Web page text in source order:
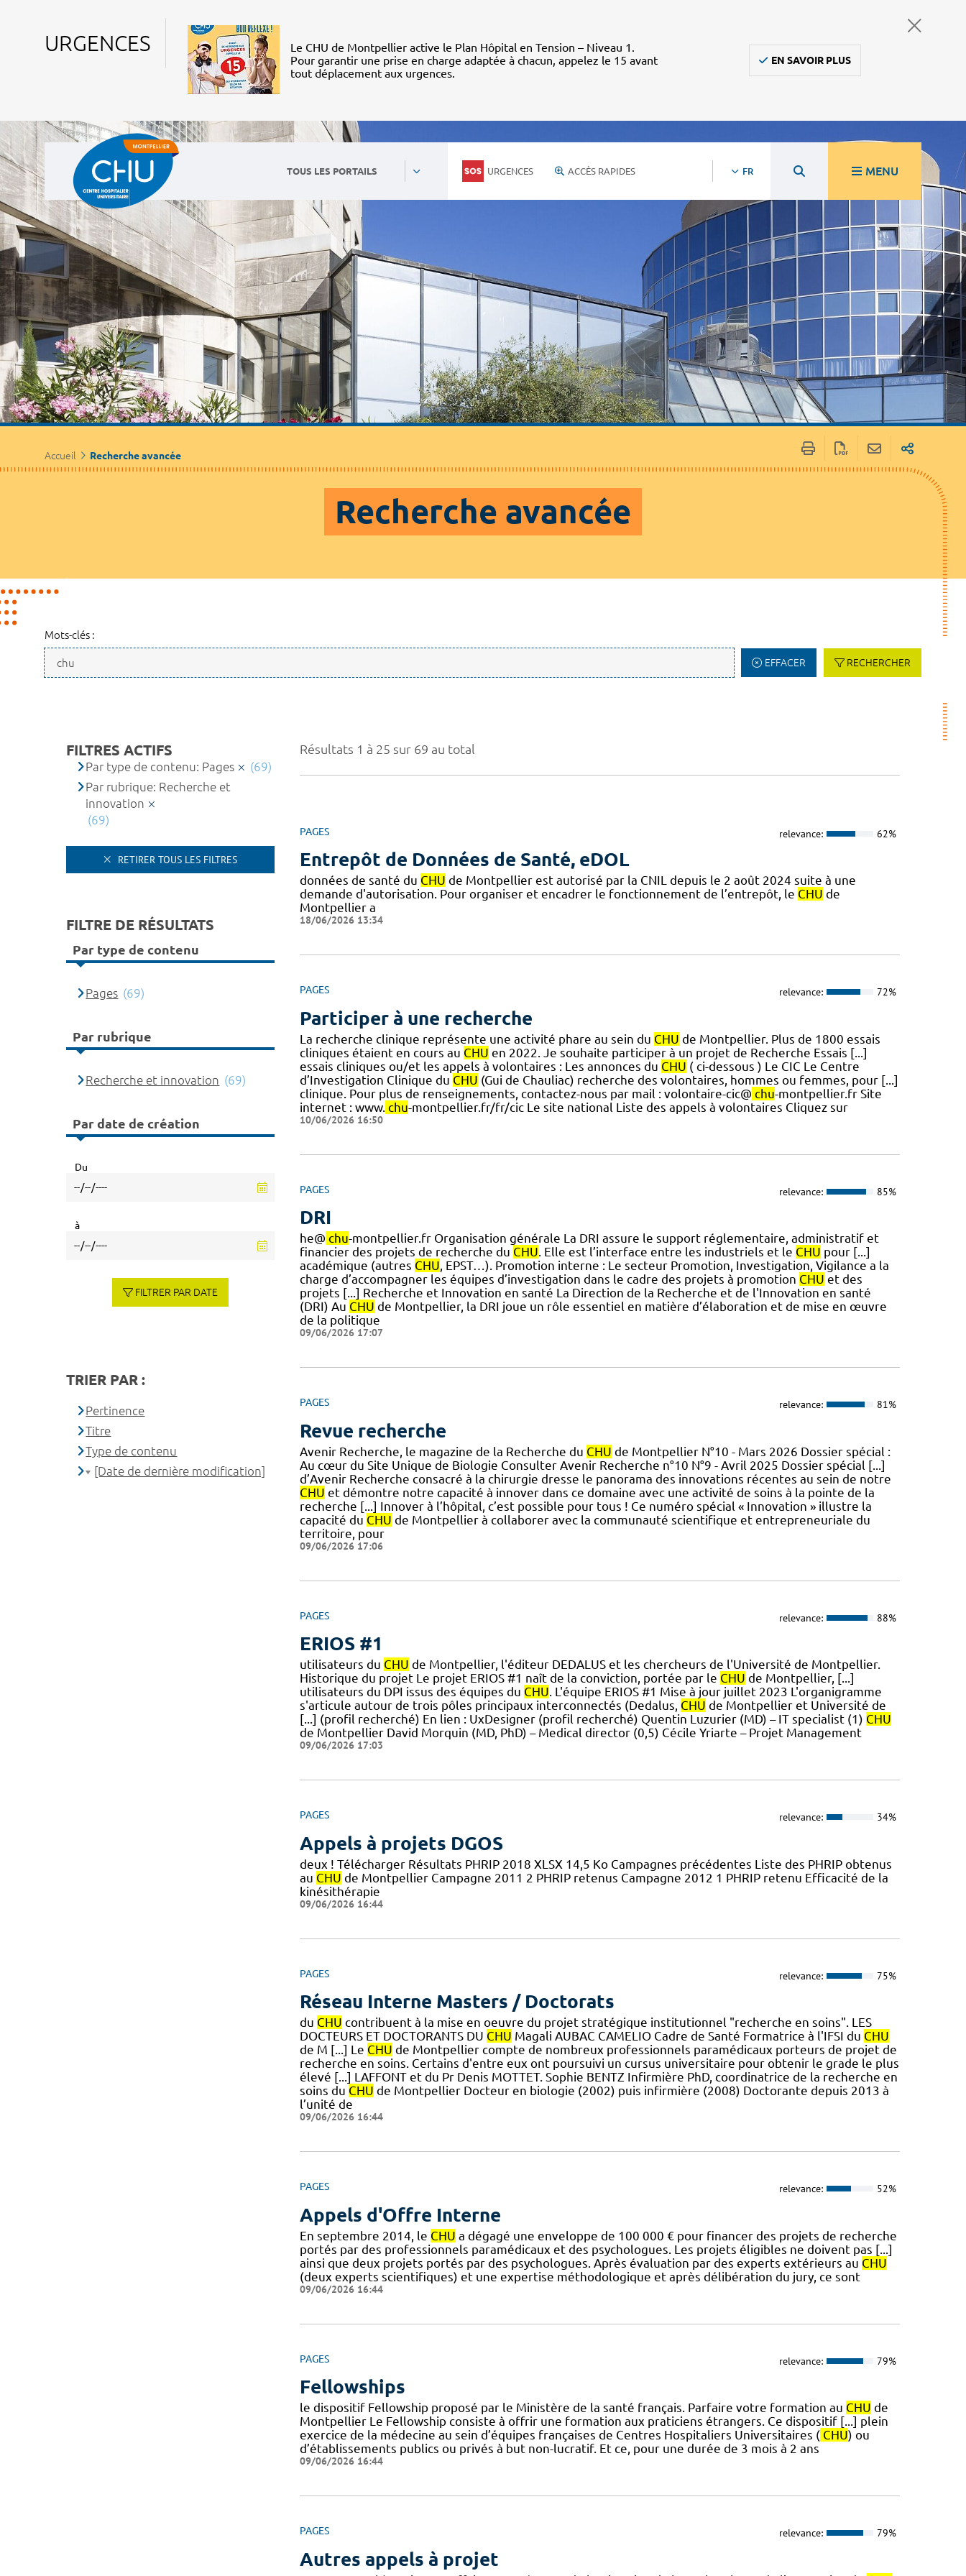
URGENCES
Le CHU de Montpellier active le Plan Hôpital en Tension – Niveau 1.
Pour garantir une prise en charge adaptée à chacun, appelez le 15 avant
tout déplacement aux urgences.
EN SAVOIR PLUS
TOUS LES PORTAILS URGENCES ACCÈS RAPIDES FR MENU
Accueil Recherche avancée
Recherche avancée
Mots-clés :
EFFACER RECHERCHER
Résultats 1 à 25 sur 69 au total
PAGES relevance: 62%
Entrepôt de Données de Santé, eDOL
données de santé du CHU de Montpellier est autorisé par la CNIL depuis le 2 août 2024 suite à une
demande d'autorisation. Pour organiser et encadrer le fonctionnement de l’entrepôt, le CHU de
Montpellier a
18/06/2026 13:34
PAGES relevance: 72%
Participer à une recherche
La recherche clinique représente une activité phare au sein du CHU de Montpellier. Plus de 1800 essais
cliniques étaient en cours au CHU en 2022. Je souhaite participer à un projet de Recherche Essais [...]
essais cliniques ou/et les appels à volontaires : Les annonces du CHU ( ci-dessous ) Le CIC Le Centre
d’Investigation Clinique du CHU (Gui de Chauliac) recherche des volontaires, hommes ou femmes, pour [...]
clinique. Pour plus de renseignements, contactez-nous par mail : volontaire-cic@ chu-montpellier.fr Site
internet : www. chu-montpellier.fr/fr/cic Le site national Liste des appels à volontaires Cliquez sur
10/06/2026 16:50
PAGES relevance: 85%
DRI
he@ chu-montpellier.fr Organisation générale La DRI assure le support réglementaire, administratif et
financier des projets de recherche du CHU. Elle est l’interface entre les industriels et le CHU pour [...]
académique (autres CHU, EPST…). Promotion interne : Le secteur Promotion, Investigation, Vigilance a la
charge d’accompagner les équipes d’investigation dans le cadre des projets à promotion CHU et des
projets [...] Recherche et Innovation en santé La Direction de la Recherche et de l'Innovation en santé
(DRI) Au CHU de Montpellier, la DRI joue un rôle essentiel en matière d’élaboration et de mise en œuvre
de la politique
09/06/2026 17:07
PAGES relevance: 81%
Revue recherche
Avenir Recherche, le magazine de la Recherche du CHU de Montpellier N°10 - Mars 2026 Dossier spécial :
Au cœur du Site Unique de Biologie Consulter Avenir Recherche n°10 N°9 - Avril 2025 Dossier spécial [...]
d’Avenir Recherche consacré à la chirurgie dresse le panorama des innovations récentes au sein de notre
CHU et démontre notre capacité à innover dans ce domaine avec une activité de soins à la pointe de la
recherche [...] Innover à l’hôpital, c’est possible pour tous ! Ce numéro spécial « Innovation » illustre la
capacité du CHU de Montpellier à collaborer avec la communauté scientifique et entrepreneuriale du
territoire, pour
09/06/2026 17:06
PAGES relevance: 88%
ERIOS #1
utilisateurs du CHU de Montpellier, l'éditeur DEDALUS et les chercheurs de l'Université de Montpellier.
Historique du projet Le projet ERIOS #1 naît de la conviction, portée par le CHU de Montpellier, [...]
utilisateurs du DPI issus des équipes du CHU. L'équipe ERIOS #1 Mise à jour juillet 2023 L'organigramme
s'articule autour de trois pôles principaux interconnectés (Dedalus, CHU de Montpellier et Université de
[...] (profil recherché) En lien : UxDesigner (profil recherché) Quentin Luzurier (MD) – IT specialist (1) CHU
de Montpellier David Morquin (MD, PhD) – Medical director (0,5) Cécile Yriarte – Projet Management
09/06/2026 17:03
PAGES relevance: 34%
Appels à projets DGOS
deux ! Télécharger Résultats PHRIP 2018 XLSX 14,5 Ko Campagnes précédentes Liste des PHRIP obtenus
au CHU de Montpellier Campagne 2011 2 PHRIP retenus Campagne 2012 1 PHRIP retenu Efficacité de la
kinésithérapie
09/06/2026 16:44
PAGES relevance: 75%
Réseau Interne Masters / Doctorats
du CHU contribuent à la mise en oeuvre du projet stratégique institutionnel "recherche en soins". LES
DOCTEURS ET DOCTORANTS DU CHU Magali AUBAC CAMELIO Cadre de Santé Formatrice à l'IFSI du CHU
de M [...] Le CHU de Montpellier compte de nombreux professionnels paramédicaux porteurs de projet de
recherche en soins. Certains d'entre eux ont poursuivi un cursus universitaire pour obtenir le grade le plus
élevé [...] LAFFONT et du Pr Denis MOTTET. Sophie BENTZ Infirmière PhD, coordinatrice de la recherche en
soins du CHU de Montpellier Docteur en biologie (2002) puis infirmière (2008) Doctorante depuis 2013 à
l’unité de
09/06/2026 16:44
PAGES relevance: 52%
Appels d'Offre Interne
En septembre 2014, le CHU a dégagé une enveloppe de 100 000 € pour financer des projets de recherche
portés par des professionnels paramédicaux et des psychologues. Les projets éligibles ne doivent pas [...]
ainsi que deux projets portés par des psychologues. Après évaluation par des experts extérieurs au CHU
(deux experts scientifiques) et une expertise méthodologique et après délibération du jury, ce sont
09/06/2026 16:44
PAGES relevance: 79%
Fellowships
le dispositif Fellowship proposé par le Ministère de la santé français. Parfaire votre formation au CHU de
Montpellier Le Fellowship consiste à offrir une formation aux praticiens étrangers. Ce dispositif [...] plein
exercice de la médecine au sein d’équipes françaises de Centres Hospitaliers Universitaires ( CHU) ou
d’établissements publics ou privés à but non-lucratif. Et ce, pour une durée de 3 mois à 2 ans
09/06/2026 16:44
PAGES relevance: 79%
Autres appels à projet
FILTRES ACTIFS
Par type de contenu: Pages
(69)
Par rubrique: Recherche et
innovation
(69)
RETIRER TOUS LES FILTRES
FILTRE DE RÉSULTATS
Par type de contenu
Pages (69)
Par rubrique
Recherche et innovation (69)
Par date de création
Du
à
FILTRER PAR DATE
TRIER PAR :
Pertinence
Titre
Type de contenu
[Date de dernière modification]